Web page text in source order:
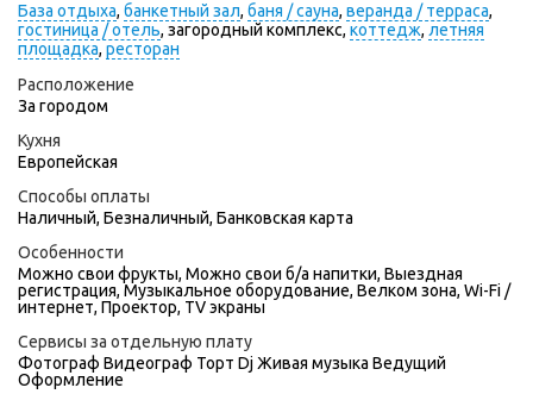
База отдыха, банкетный зал, баня / сауна, веранда / терраса,
гостиница / отель, загородный комплекс, коттедж, летняя
площадка, ресторан
Расположение
За городом
Кухня
Европейская
Способы оплаты
Наличный, Безналичный, Банковская карта
Особенности
Можно свои фрукты, Можно свои б/а напитки, Выездная
регистрация, Музыкальное оборудование, Велком зона, Wi-Fi /
интернет, Проектор, TV экраны
Сервисы за отдельную плату
Фотограф Видеограф Торт DjЖивая музыка Ведущий
Оформление